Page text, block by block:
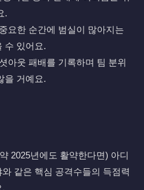
.
중요한 순간에 범실이 많아지는
수 있어요.
셧아웃 패배를 기록하며 팀 분위
을 거예요.
2025년에도 활약한다면) 아디
같은 핵심 공격수들의 득점력
.